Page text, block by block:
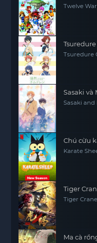
Twelve
Tsuredure
Sasaki và
Sasaki and
Chú cừu
Karate
Tiger
Tiger Crane
Ma cà